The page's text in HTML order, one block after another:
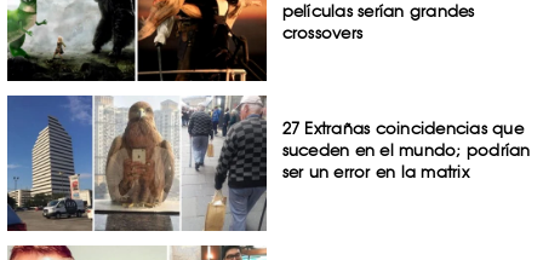
películas serían grandes
crossovers
27 Extrañas coincidencias que
suceden en el mundo; podrían
ser un error en la matrix